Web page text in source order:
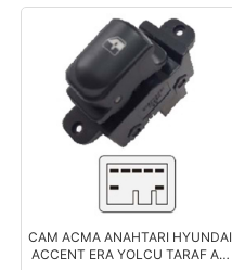
CAM ACMA ANAHTARI HYUNDAI
ACCENT ERA YOLCU TARAF AN